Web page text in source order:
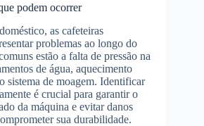
podem ocorrer
as cafeteiras
problemas ao longo do
estão a falta de pressão na
de água, aquecimento
sistema de moagem. Identificar
é crucial para garantir o
da máquina e evitar danos
sua durabilidade.